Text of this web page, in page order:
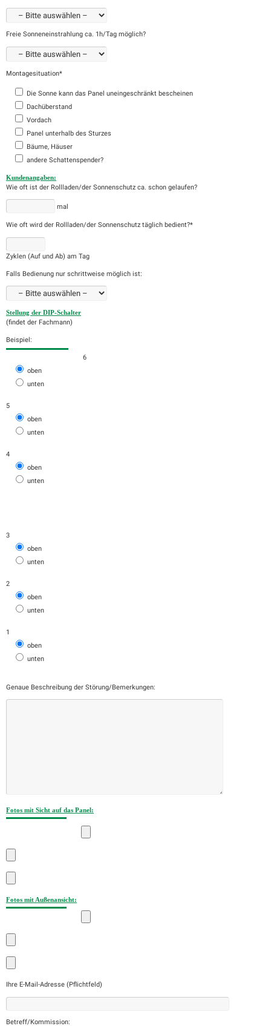
Freie Sonneneinstrahlung ca. 1h/Tag möglich?
Montagesituation*
Die Sonne kann das Panel uneingeschränkt bescheinen
Dachüberstand
Vordach
Panel unterhalb des Sturzes
Bäume, Häuser
andere Schattenspender?
Kundenangaben:
Wie oft ist der Rollladen/der Sonnenschutz ca. schon gelaufen?
mal
Wie oft wird der Rollladen/der Sonnenschutz täglich bedient?*
Zyklen (Auf und Ab) am Tag
Falls Bedienung nur schrittweise möglich ist:
Stellung der DIP-Schalter
(findet der Fachmann)
Beispiel:
6
oben
unten
5
oben
unten
4
oben
unten
3
oben
unten
2
oben
unten
1
oben
unten
Genaue Beschreibung der Störung/Bemerkungen:
Fotos mit Sicht auf das Panel:
Fotos mit Außenansicht:
Ihre E-Mail-Adresse (Pflichtfeld)
Betreff/Kommission: